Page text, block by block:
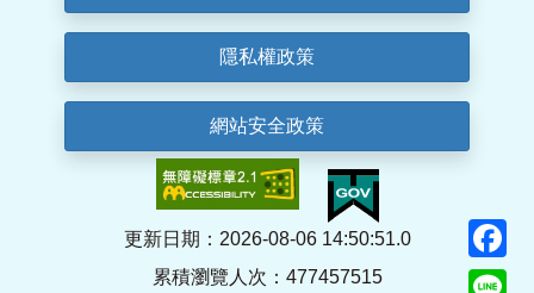
隱私權政策
網站安全政策
更新日期：2026-08-06 14:50:51.0
累積瀏覽人次：477457515